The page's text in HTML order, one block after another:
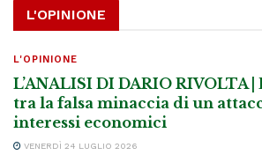
L'OPINIONE
L'OPINIONE
L’ANALISI DI DARIO RIVOLTA
tra la falsa minaccia di un
interessi economici
VENERDÌ 24 LUGLIO 2026